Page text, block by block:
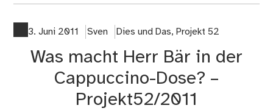
3. Juni 2011 Sven Dies und Das, Projekt 52
Was macht Herr Bär in der
Cappuccino-Dose? –
Projekt52/2011